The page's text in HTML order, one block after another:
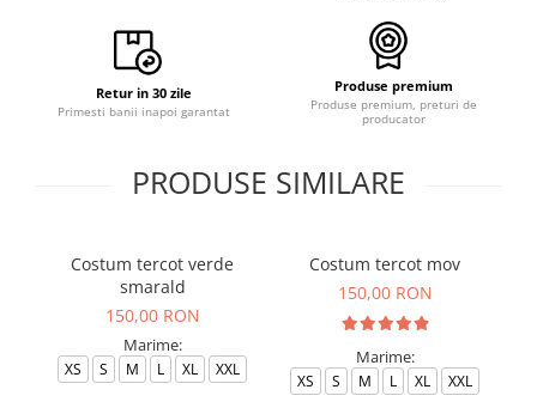
Retur in 30 zile
Primesti banii inapoi garantat
Produse premium
Produse premium, preturi de
producator
PRODUSE SIMILARE
Costum tercot verde
smarald
150,00 RON
Marime:
XS S M L XL XXL
Costum tercot mov
150,00 RON
Marime:
XS S M L XL XXL